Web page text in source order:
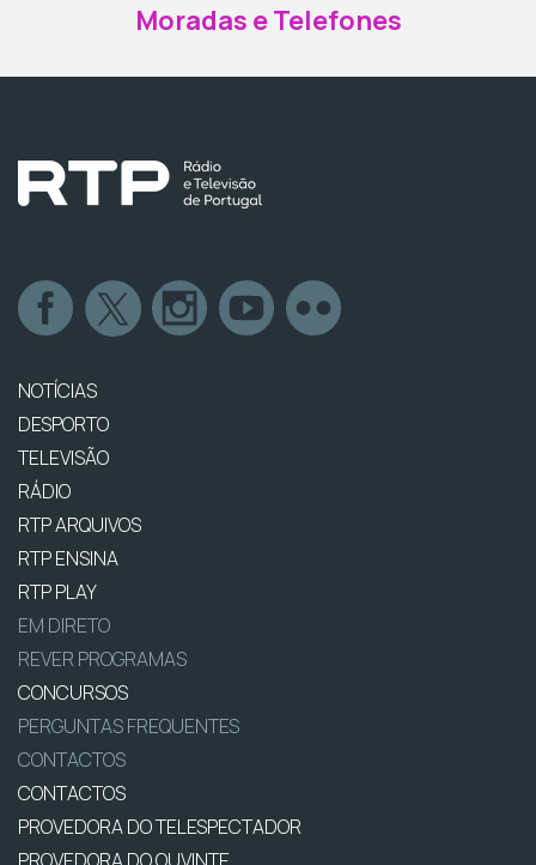
Moradas e Telefones
NOTÍCIAS
DESPORTO
TELEVISÃO
RÁDIO
RTP ARQUIVOS
RTP ENSINA
RTP PLAY
EM DIRETO
REVER PROGRAMAS
CONCURSOS
PERGUNTAS FREQUENTES
CONTACTOS
CONTACTOS
PROVEDORA DO TELESPECTADOR